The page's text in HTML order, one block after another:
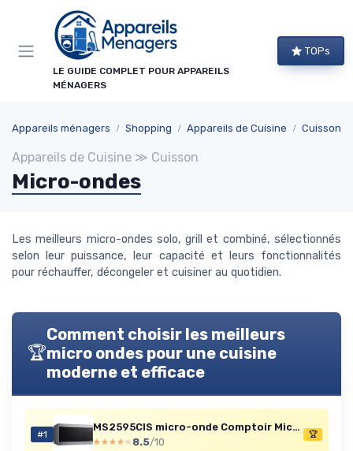
LE GUIDE COMPLET POUR APPAREILS
MÉNAGERS
TOPs
Appareils ménagers Shopping Appareils de Cuisine Cuisson
Appareils de Cuisine ≫ Cuisson
Micro-ondes
Les meilleurs micro-ondes solo, grill et combiné, sélectionnés
selon leur puissance, leur capacité et leurs fonctionnalités
pour réchauffer, décongeler et cuisiner au quotidien.
🏆
Comment choisir les meilleurs
micro ondes pour une cuisine
moderne et efficace
#1
MS2595CIS micro-onde Comptoir Micro-ondes uniquement 25 L 1000 W Argent, Acier inoxydable
★★★★★
★★★★★ 8.5/10
🏆
Panneau de gestion des cookies